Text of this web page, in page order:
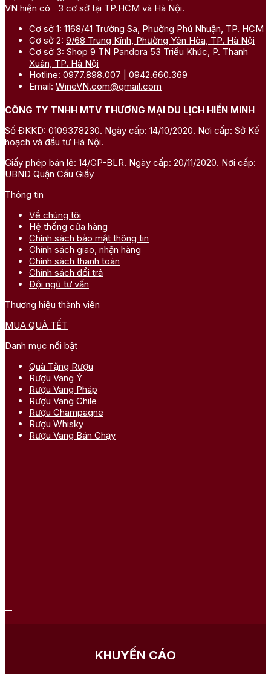
VN hiện có 3 cơ sở tại TP.HCM và Hà Nội.
Cơ sở 1: 1168/41 Trường Sa, Phường Phú Nhuận, TP. HCM
Cơ sở 2: 9/68 Trung Kính, Phường Yên Hòa, TP. Hà Nội
Cơ sở 3: Shop 9 TN Pandora 53 Triều Khúc, P. Thanh
Xuân, TP. Hà Nội
Hotline: 0977.898.007
0942.660.369
Email: WineVN.com@gmail.com
CÔNG TY TNHH MTV THƯƠNG MẠI DU LỊCH HIỀN MINH
Số ĐKKD: 0109378230. Ngày cấp: 14/10/2020. Nơi cấp: Sở Kế
hoạch và đầu tư Hà Nội.
Giấy phép bán lẻ: 14/GP-BLR. Ngày cấp: 20/11/2020. Nơi cấp:
UBND Quận Cầu Giấy
Thông tin
Về chúng tôi
Hệ thống cửa hàng
Chính sách bảo mật thông tin
Chính sách giao, nhận hàng
Chính sách thanh toán
Chính sách đổi trả
Đội ngũ tư vấn
Thương hiệu thành viên
MUA QUÀ TẾT
Danh mục nổi bật
Quà Tặng Rượu
Rượu Vang Ý
Rượu Vang Pháp
Rượu Vang Chile
Rượu Champagne
Rượu Whisky
Rượu Vang Bán Chạy
KHUYẾN CÁO